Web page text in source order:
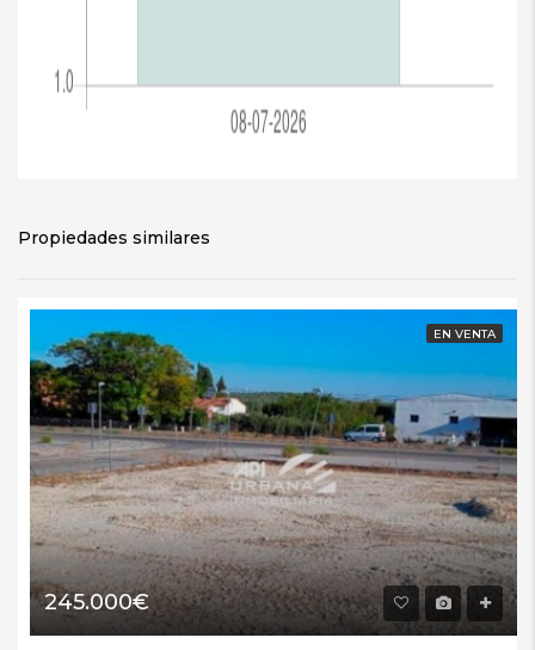
Propiedades similares
EN VENTA
245.000€